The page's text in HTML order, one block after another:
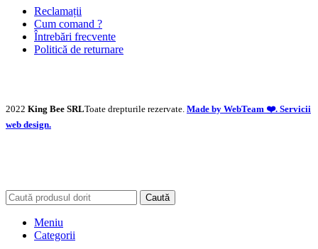
Reclamații
Cum comand ?
Întrebări frecvente
Politică de returnare
2022 King Bee SRLToate drepturile rezervate. Made by WebTeam ❤️. Servicii
web design.
Caută
Meniu
Categorii